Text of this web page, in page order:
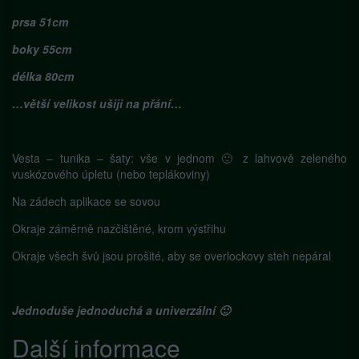
prsa 51cm
boky 55cm
délka 80cm
…větší velikost ušiji na přání…
Vesta – tunika – šaty: vše v jednom 🙂 z lahvově zeleného
vuskózového úpletu (nebo teplákoviny)
Na zádech aplikace se sovou
Okraje záměrně nazčištěné, krom výstřihu
Okraje všech švů jsou prošité, aby se overlockovy steh nepáral
Jednoduše jednoduchá a univerzální 🙂
Další informace